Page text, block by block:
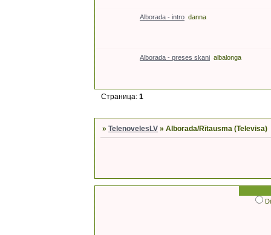
Alborada - intro danna
Alborada - preses skani albalonga
Страница:1
»TelenovelesLV »Alborada/Rītausma (Televisa)